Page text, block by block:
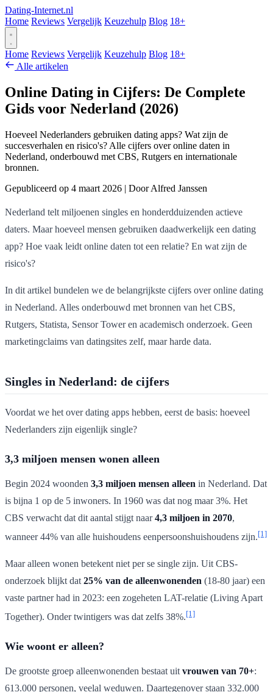
Dating-Internet.nl
Home Reviews Vergelijk Keuzehulp Blog 18+
Home Reviews Vergelijk Keuzehulp Blog 18+
Alle artikelen
Online Dating in Cijfers: De Complete
Gids voor Nederland (2026)
Hoeveel Nederlanders gebruiken dating apps? Wat zijn de
succesverhalen en risico's? Alle cijfers over online daten in
Nederland, onderbouwd met CBS, Rutgers en internationale
bronnen.
Gepubliceerd op 4 maart 2026 | Door Alfred Janssen
Nederland telt miljoenen singles en honderdduizenden actieve
daters. Maar hoeveel mensen gebruiken daadwerkelijk een dating
app? Hoe vaak leidt online daten tot een relatie? En wat zijn de
risico's?
In dit artikel bundelen we de belangrijkste cijfers over online dating
in Nederland. Alles onderbouwd met bronnen van het CBS,
Rutgers, Statista, Sensor Tower en academisch onderzoek. Geen
marketingclaims van datingsites zelf, maar harde data.
Singles in Nederland: de cijfers
Voordat we het over dating apps hebben, eerst de basis: hoeveel
Nederlanders zijn eigenlijk single?
3,3 miljoen mensen wonen alleen
Begin 2024 woonden 3,3 miljoen mensen alleen in Nederland. Dat
is bijna 1 op de 5 inwoners. In 1960 was dat nog maar 3%. Het
CBS verwacht dat dit aantal stijgt naar4,3 miljoen in 2070,
wanneer 44% van alle huishoudens eenpersoonshuishoudens zijn.[1]
Maar alleen wonen betekent niet per se single zijn. Uit CBS-
onderzoek blijkt dat 25% van de alleenwonenden (18-80 jaar) een
vaste partner had in 2023: een zogeheten LAT-relatie (Living Apart
Together). Onder twintigers was dat zelfs 38%.[1]
Wie woont er alleen?
De grootste groep alleenwonenden bestaat uitvrouwen van 70+:
613.000 personen, veelal weduwen. Daartegenover staan 332.000